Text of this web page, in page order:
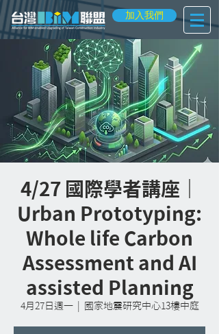
加入我們
4/27 國際學者講座｜
Urban Prototyping:
Whole life Carbon
Assessment and AI
assisted Planning
4月27日週一
  |
國家地震研究中心13樓中庭